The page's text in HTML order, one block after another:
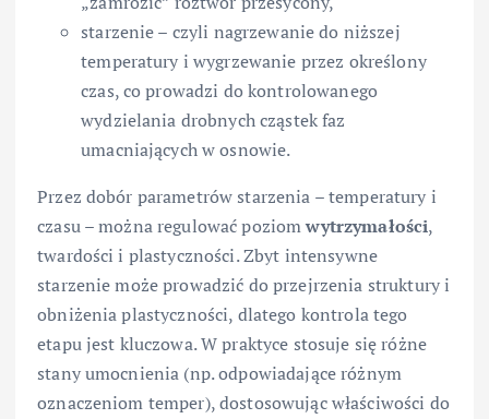
starzenie – czyli nagrzewanie do niższej
temperatury i wygrzewanie przez określony
czas, co prowadzi do kontrolowanego
wydzielania drobnych cząstek faz
umacniających w osnowie.
Przez dobór parametrów starzenia – temperatury i
czasu – można regulować poziomwytrzymałości,
twardości i plastyczności. Zbyt intensywne
starzenie może prowadzić do przejrzenia struktury i
obniżenia plastyczności, dlatego kontrola tego
etapu jest kluczowa. W praktyce stosuje się różne
stany umocnienia (np. odpowiadające różnym
oznaczeniom temper), dostosowując właściwości do